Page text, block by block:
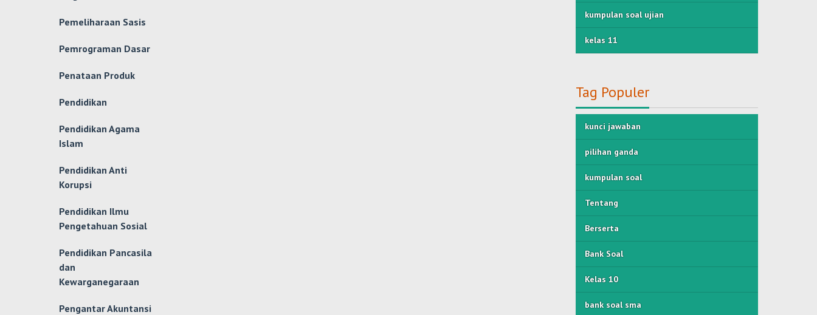
Pemeliharaan Sasis
Pemrograman Dasar
Penataan Produk
Pendidikan
Pendidikan Agama
Islam
Pendidikan Anti
Korupsi
Pendidikan Ilmu
Pengetahuan Sosial
Pendidikan Pancasila
dan
Kewarganegaraan
Pengantar Akuntansi
kumpulan soal ujian
kelas 11
Tag Populer
kunci jawaban
pilihan ganda
kumpulan soal
Tentang
Berserta
Bank Soal
Kelas 10
bank soal sma